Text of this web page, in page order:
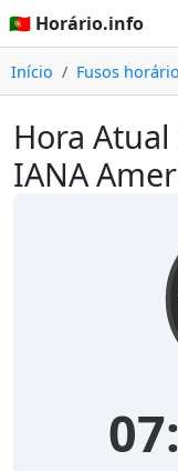
🇵🇹 Horário.info
Início Fusos
Hora
IANA